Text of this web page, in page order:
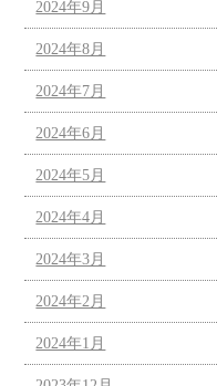
2024年9月
2024年8月
2024年7月
2024年6月
2024年5月
2024年4月
2024年3月
2024年2月
2024年1月